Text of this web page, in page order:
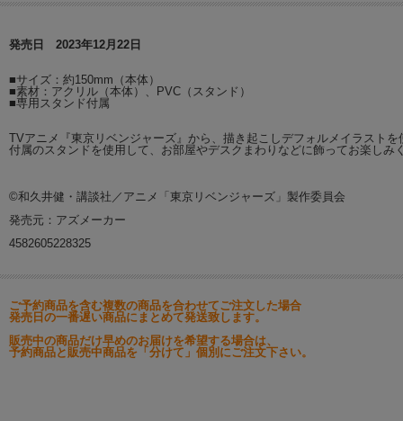
発売日 2023年12月22日
■サイズ：約150mm（本体）
■素材：アクリル（本体）、PVC（スタンド）
■専用スタンド付属
TVアニメ『東京リベンジャーズ』から、描き起こしデフォルメイラスト
付属のスタンドを使用して、お部屋やデスクまわりなどに飾ってお楽しみ
©和久井健・講談社／アニメ「東京リベンジャーズ」製作委員会
発売元：アズメーカー
4582605228325
ご予約商品を含む複数の商品を合わせてご注文した場合
発売日の一番遅い商品にまとめて発送致します。
販売中の商品だけ早めのお届けを希望する場合は、
予約商品と販売中商品を「分けて」個別にご注文下さい。